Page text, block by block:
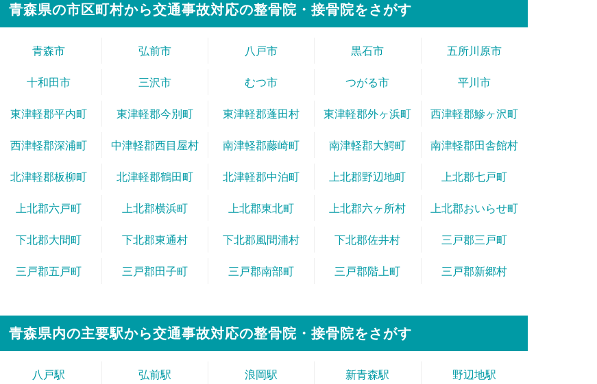
青森県の市区町村から交通事故対応の整骨院・接骨院をさがす
青森市 弘前市 八戸市 黒石市 五所川原市
十和田市 三沢市 むつ市 つがる市 平川市
東津軽郡平内町 東津軽郡今別町 東津軽郡蓬田村 東津軽郡外ヶ浜町 西津軽郡鰺ヶ沢町
西津軽郡深浦町 中津軽郡西目屋村 南津軽郡藤崎町 南津軽郡大鰐町 南津軽郡田舎館村
北津軽郡板柳町 北津軽郡鶴田町 北津軽郡中泊町 上北郡野辺地町 上北郡七戸町
上北郡六戸町 上北郡横浜町 上北郡東北町 上北郡六ヶ所村 上北郡おいらせ町
下北郡大間町 下北郡東通村 下北郡風間浦村 下北郡佐井村 三戸郡三戸町
三戸郡五戸町 三戸郡田子町 三戸郡南部町 三戸郡階上町 三戸郡新郷村
青森県内の主要駅から交通事故対応の整骨院・接骨院をさがす
八戸駅 弘前駅 浪岡駅 新青森駅 野辺地駅